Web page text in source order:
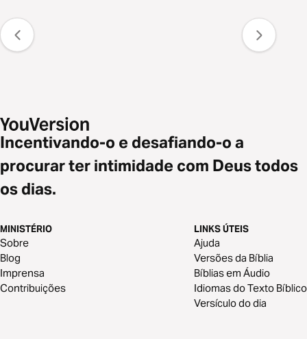
Incentivando-o e desafiando-o a
procurar ter intimidade com Deus todos
os dias.
MINISTÉRIO
Sobre
Blog
Imprensa
Contribuições
LINKS ÚTEIS
Ajuda
Versões da Bíblia
Bíblias em Áudio
Idiomas do Texto Bíblico
Versículo do dia